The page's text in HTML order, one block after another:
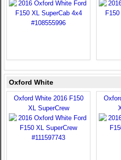
Oxford White
Oxford White 2016 F150
XL SuperCrew